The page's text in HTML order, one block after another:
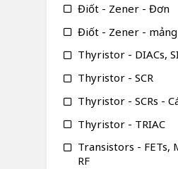
Điốt - Zener - Đơn
Điốt - Zener - mảng
Thyristor - DIACs,
Thyristor - SCR
Thyristor - SCRs -
Thyristor - TRIAC
Transistors - FETs,
RF